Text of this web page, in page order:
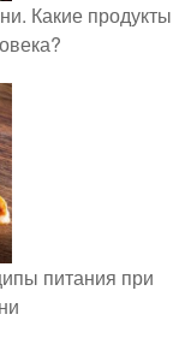
Какие продукты
питания при